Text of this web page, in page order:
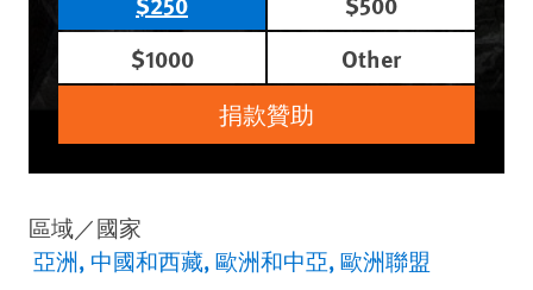
$1000
Other
捐款贊助
區域／國家
亞洲 中國和西藏 歐洲和中亞 歐洲聯盟